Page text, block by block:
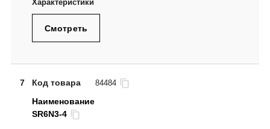
Смотреть
7 Код товара 84484
SR6N3-4